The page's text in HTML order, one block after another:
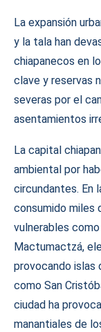
La expansión
y la tala han
chiapanecos en
clave y reservas
severas por el
asentamientos
La capital
ambiental por
circundantes. En
consumido miles
vulnerables
Mactumactzá,
provocando islas
como San
ciudad ha
manantiales de